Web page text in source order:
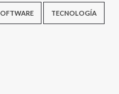
TECNOLOGÍA